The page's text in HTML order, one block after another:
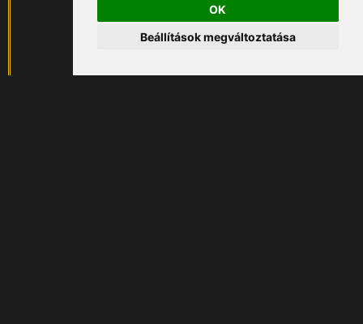
OK
Beállítások megváltoztatása